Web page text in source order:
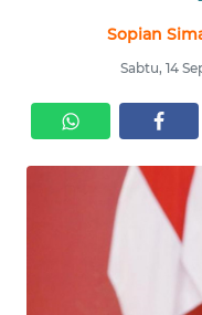
Sopian
Sabtu, 14
POLHUKAM
KRIMINAL
EKUIN
SAINS-TEKNO
KESEHATAN